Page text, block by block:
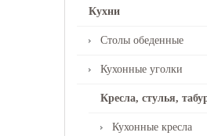
Кухни
Столы обеденные
Кухонные уголки
Кресла, стулья,
Кухонные кресла